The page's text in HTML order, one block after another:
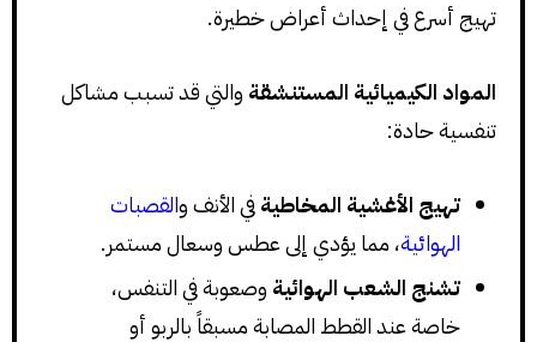
تهيج أسرع في إحداث أعراض خطيرة.
المواد الكيميائية المستنشقة والتي قد تسبب مشاكل
تنفسية حادة:
تهيج الأغشية المخاطيةفي الأنف والقصبات
الهوائية، مما يؤدي إلى عطس وسعال مستمر.
تشنج الشعب الهوائية وصعوبة في التنفس،
خاصة عند القطط المصابة مسبقاً بالربو أو